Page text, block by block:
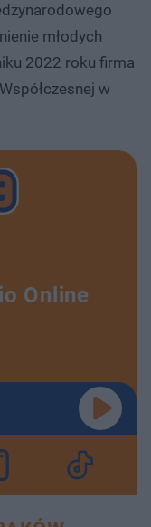
młodych
2022 roku firma
w
Online